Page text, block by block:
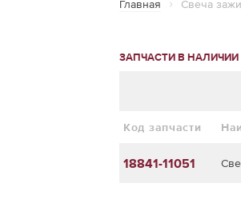
Главная Свеча
ЗАПЧАСТИ В НАЛИЧИИ
Код запчасти
18841-11051